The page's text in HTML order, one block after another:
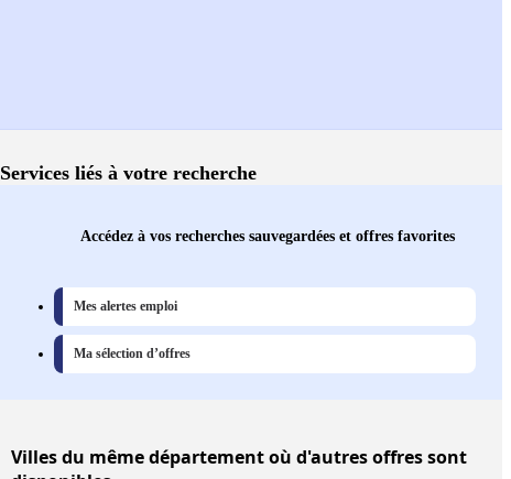
Services liés à votre recherche
Accédez à vos recherches sauvegardées et offres favorites
Mes alertes emploi
Ma sélection d’offres
Villesdu même département où d'autres offres sont